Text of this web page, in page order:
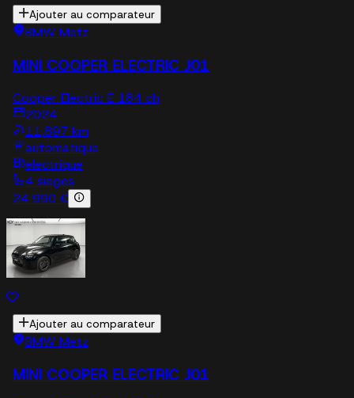
Ajouter au comparateur
BMW Metz
MINI COOPER ELECTRIC J01
Cooper Electric E 184 ch
2024
11,897 km
automatique
electrique
4 sieges
24 990 €
Ajouter au comparateur
BMW Metz
MINI COOPER ELECTRIC J01